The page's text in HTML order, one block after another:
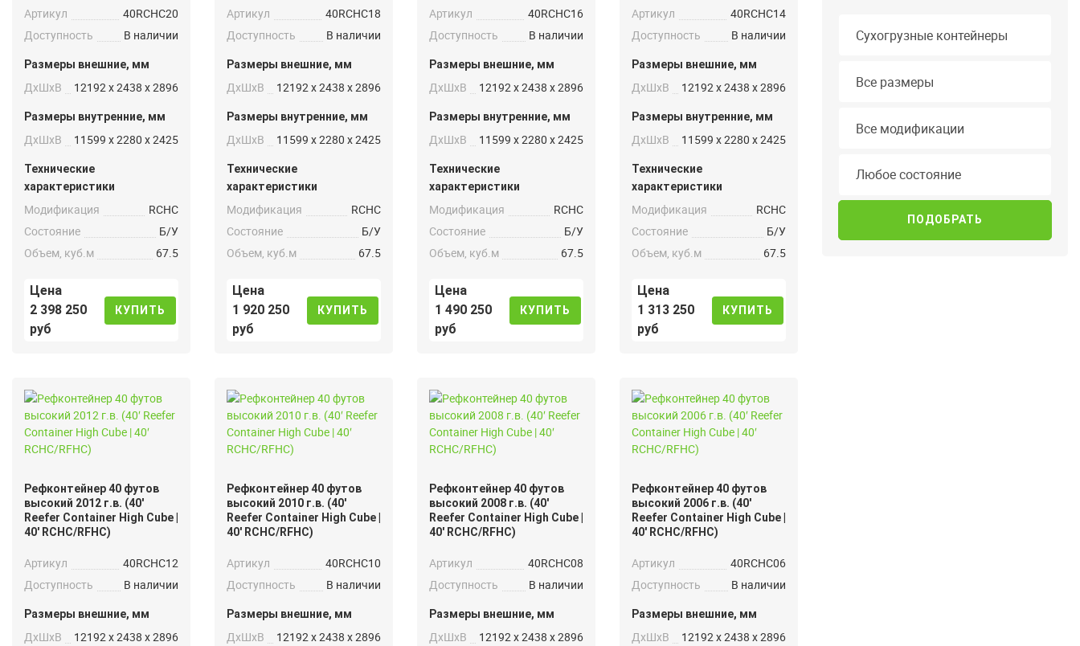
Артикул
40RCHC20
Доступность
В наличии
Размеры внешние, мм
ДxШxВ 12192 x 2438 x 2896
Размеры внутренние, мм
ДxШxВ 11599 x 2280 x 2425
Технические
характеристики
Модификация
RCHC
Состояние
Б/У
Объем, куб.м
67.5
Цена
2 398 250
руб
КУПИТЬ
Артикул
40RCHC18
Доступность
В наличии
Размеры внешние, мм
ДxШxВ 12192 x 2438 x 2896
Размеры внутренние, мм
ДxШxВ 11599 x 2280 x 2425
Технические
характеристики
Модификация
RCHC
Состояние
Б/У
Объем, куб.м
67.5
Цена
1 920 250
руб
КУПИТЬ
Артикул
40RCHC16
Доступность
В наличии
Размеры внешние, мм
ДxШxВ 12192 x 2438 x 2896
Размеры внутренние, мм
ДxШxВ 11599 x 2280 x 2425
Технические
характеристики
Модификация
RCHC
Состояние
Б/У
Объем, куб.м
67.5
Цена
1 490 250
руб
КУПИТЬ
Артикул
40RCHC14
Доступность
В наличии
Размеры внешние, мм
ДxШxВ 12192 x 2438 x 2896
Размеры внутренние, мм
ДxШxВ 11599 x 2280 x 2425
Технические
характеристики
Модификация
RCHC
Состояние
Б/У
Объем, куб.м
67.5
Цена
1 313 250
руб
КУПИТЬ
Рефконтейнер 40 футов
высокий 2012 г.в. (40′
Reefer Container High Cube |
40′ RCHC/RFHC)
Артикул
40RCHC12
Доступность
В наличии
Размеры внешние, мм
ДxШxВ 12192 x 2438 x 2896
Рефконтейнер 40 футов
высокий 2010 г.в. (40′
Reefer Container High Cube |
40′ RCHC/RFHC)
Артикул
40RCHC10
Доступность
В наличии
Размеры внешние, мм
ДxШxВ 12192 x 2438 x 2896
Рефконтейнер 40 футов
высокий 2008 г.в. (40′
Reefer Container High Cube |
40′ RCHC/RFHC)
Артикул
40RCHC08
Доступность
В наличии
Размеры внешние, мм
ДxШxВ 12192 x 2438 x 2896
Рефконтейнер 40 футов
высокий 2006 г.в. (40′
Reefer Container High Cube |
40′ RCHC/RFHC)
Артикул
40RCHC06
Доступность
В наличии
Размеры внешние, мм
ДxШxВ 12192 x 2438 x 2896
Все размеры
Все модификации
Любое состояние